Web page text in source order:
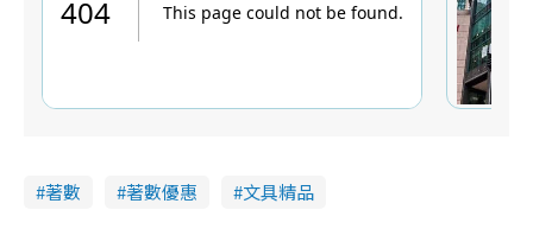
著數 著數優惠 文具精品